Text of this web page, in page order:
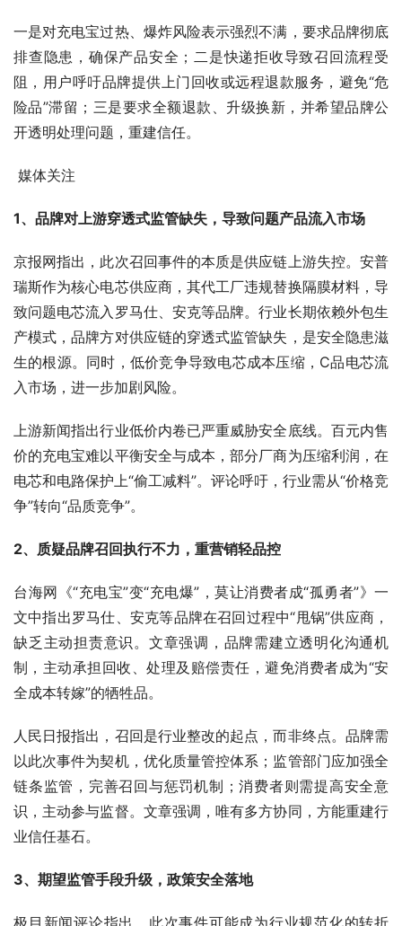
一是对充电宝过热、爆炸风险表示强烈不满，要求品牌彻底
排查隐患，确保产品安全；二是快递拒收导致召回流程受
阻，用户呼吁品牌提供上门回收或远程退款服务，避免“危
险品”滞留；三是要求全额退款、升级换新，并希望品牌公
开透明处理问题，重建信任。
媒体关注
1、品牌对上游穿透式监管缺失，导致问题产品流入市场
京报网指出，此次召回事件的本质是供应链上游失控。安普
瑞斯作为核心电芯供应商，其代工厂违规替换隔膜材料，导
致问题电芯流入罗马仕、安克等品牌。行业长期依赖外包生
产模式，品牌方对供应链的穿透式监管缺失，是安全隐患滋
生的根源。同时，低价竞争导致电芯成本压缩，C品电芯流
入市场，进一步加剧风险。
上游新闻指出行业低价内卷已严重威胁安全底线。百元内售
价的充电宝难以平衡安全与成本，部分厂商为压缩利润，在
电芯和电路保护上“偷工减料”。评论呼吁，行业需从“价格竞
争”转向“品质竞争”。
2、质疑品牌召回执行不力，重营销轻品控
台海网《“充电宝”变“充电爆”，莫让消费者成“孤勇者”》一
文中指出罗马仕、安克等品牌在召回过程中“甩锅”供应商，
缺乏主动担责意识。文章强调，品牌需建立透明化沟通机
制，主动承担回收、处理及赔偿责任，避免消费者成为“安
全成本转嫁”的牺牲品。
人民日报指出，召回是行业整改的起点，而非终点。品牌需
以此次事件为契机，优化质量管控体系；监管部门应加强全
链条监管，完善召回与惩罚机制；消费者则需提高安全意
识，主动参与监督。文章强调，唯有多方协同，方能重建行
业信任基石。
3、期望监管手段升级，政策安全落地
极目新闻评论指出，此次事件可能成为行业规范化的转折